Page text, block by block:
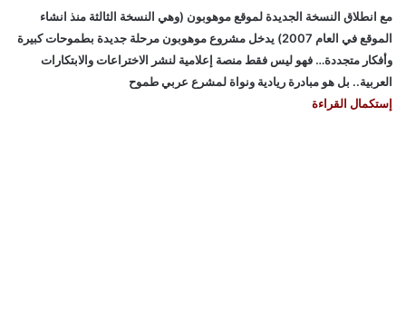
مع انطلاق النسخة الجديدة لموقع موهوبون (وهي النسخة الثالثة منذ انشاء
الموقع في العام 2007) يدخل مشروع موهوبون مرحلة جديدة بطموحات كبيرة
وأفكار متجددة… فهو ليس فقط منصة إعلامية لنشر الاختراعات والابتكارات
العربية.. بل هو مبادرة ريادية ونواة لمشرع عربي طموح
إستكمال القراءة